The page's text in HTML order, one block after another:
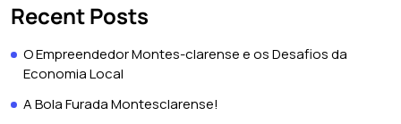
Recent Posts
O Empreendedor Montes-clarense e os Desafios da
Economia Local
A Bola Furada Montesclarense!